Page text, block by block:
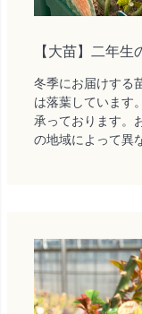
【大苗】二年生
冬季にお届けする
は落葉しています
承っております。
の地域によって異